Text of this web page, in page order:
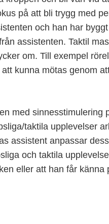
på att bli trygg med
och han har
assistenten. Taktil
om. Till exempel
kunna mötas genom
med sinnesstimulering
taktila upplevelser
assistent anpassar
och taktila
eller att han får känna